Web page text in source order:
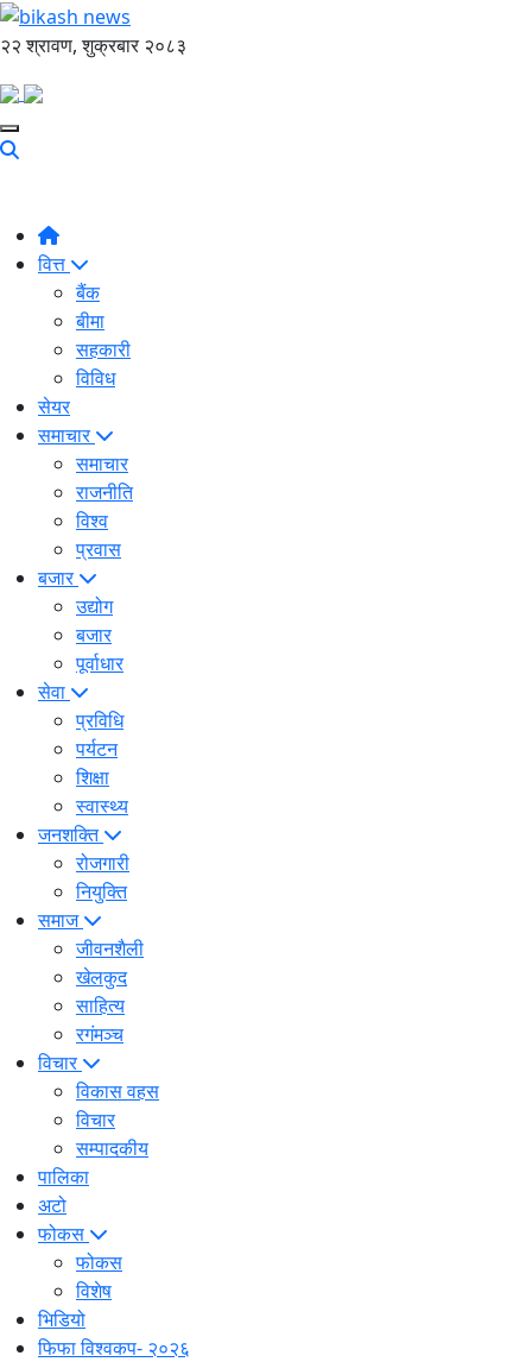
२२ श्रावण, शुक्रबार २०८३
वित्त
बैंक
बीमा
सहकारी
विविध
सेयर
समाचार
समाचार
राजनीति
विश्व
प्रवास
बजार
उद्योग
बजार
पूर्वाधार
सेवा
प्रविधि
पर्यटन
शिक्षा
स्वास्थ्य
जनशक्ति
रोजगारी
नियुक्ति
समाज
जीवनशैली
खेलकुद
साहित्य
रगंमञ्च
विचार
विकास वहस
विचार
सम्पादकीय
पालिका
अटो
फोकस
फोकस
विशेष
भिडियो
फिफा विश्वकप- २०२६